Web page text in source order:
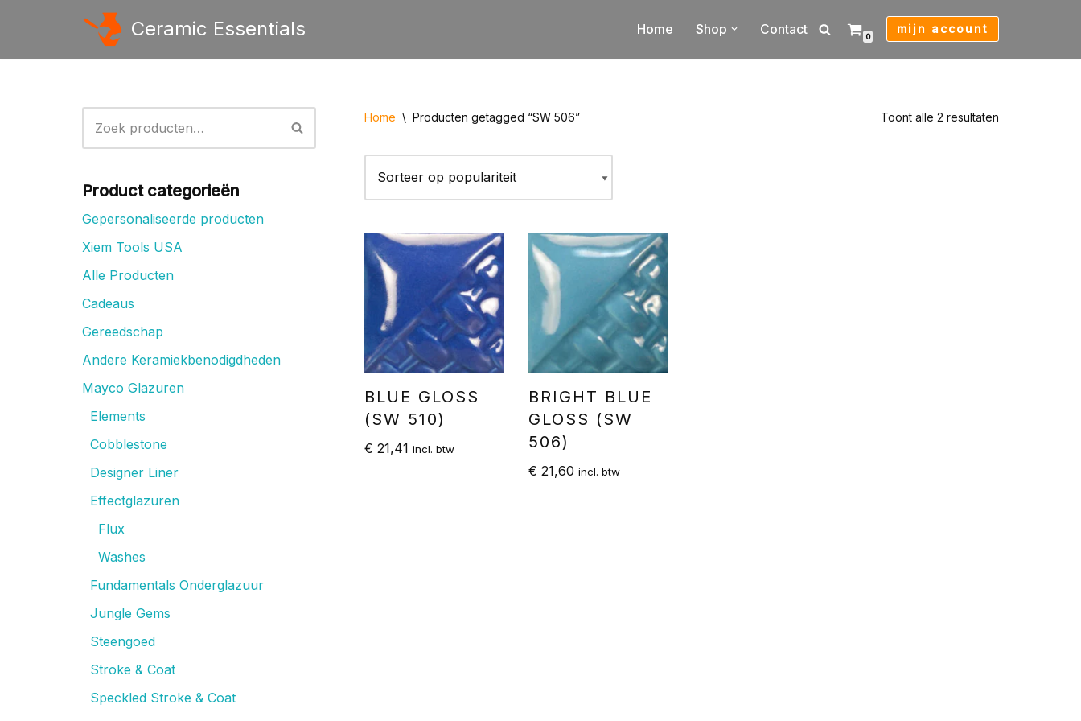
naar
Ceramic Essentials Home Shop Contact 0
mijn account
Product categorieën
Gepersonaliseerde producten
Xiem Tools USA
Alle Producten
Cadeaus
Gereedschap
Andere Keramiekbenodigdheden
Mayco Glazuren
Elements
Cobblestone
Designer Liner
Effectglazuren
Flux
Washes
Fundamentals Onderglazuur
Jungle Gems
Steengoed
Stroke & Coat
Speckled Stroke & Coat
Home \ Producten getagged “SW 506” Toont alle 2 resultaten
BLUE GLOSS
(SW 510)
€ 21,41 incl. btw
BRIGHT BLUE
GLOSS (SW
506)
€ 21,60 incl. btw